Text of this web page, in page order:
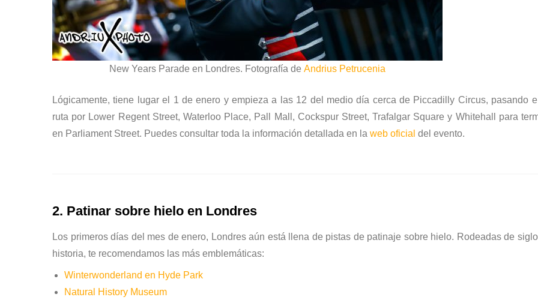
New Years Parade en Londres. Fotografía de Andrius Petrucenia
Lógicamente, tiene lugar el 1 de enero y empieza a las 12 del medio día cerca de Piccadilly Circus, pasando
ruta por Lower Regent Street, Waterloo Place, Pall Mall, Cockspur Street, Trafalgar Square y Whitehall para
en Parliament Street. Puedes consultar toda la información detallada en la web oficial del evento.
2. Patinar sobre hielo en Londres
Los primeros días del mes de enero, Londres aún está llena de pistas de patinaje sobre hielo. Rodeadas de
historia, te recomendamos las más emblemáticas:
Winterwonderland en Hyde Park
Natural History Museum